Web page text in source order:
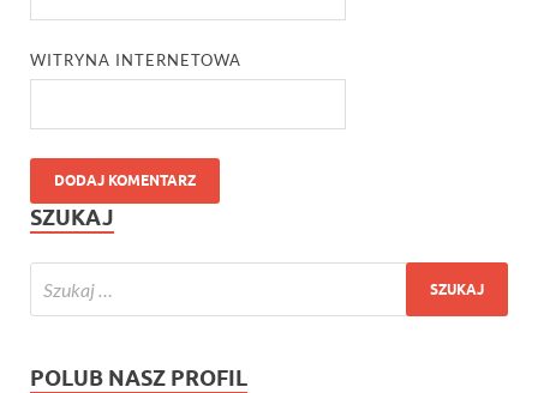
WITRYNA INTERNETOWA
SZUKAJ
POLUB NASZ PROFIL